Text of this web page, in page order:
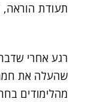
תעודת הוראה,
רגע אחרי
שהעלה את
מהלימודים